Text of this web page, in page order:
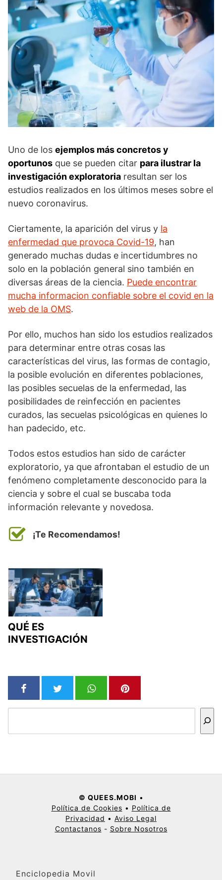
Uno de los ejemplos más concretos y
oportunos que se pueden citar para ilustrar la
investigación exploratoria resultan ser los
estudios realizados en los últimos meses sobre el
nuevo coronavirus.
Ciertamente, la aparición del virus y la
enfermedad que provoca Covid-19, han
generado muchas dudas e incertidumbres no
solo en la población general sino también en
diversas áreas de la ciencia. Puede encontrar
mucha informacion confiable sobre el covid en la
web de la OMS.
Por ello, muchos han sido los estudios realizados
para determinar entre otras cosas las
características del virus, las formas de contagio,
la posible evolución en diferentes poblaciones,
las posibles secuelas de la enfermedad, las
posibilidades de reinfección en pacientes
curados, las secuelas psicológicas en quienes lo
han padecido, etc.
Todos estos estudios han sido de carácter
exploratorio, ya que afrontaban el estudio de un
fenómeno completamente desconocido para la
ciencia y sobre el cual se buscaba toda
información relevante y novedosa.
¡Te Recomendamos!
QUÉ ES
INVESTIGACIÓN
© QUEES.MOBI •
Política de Cookies • Política de
Privacidad • Aviso Legal
Contactanos - Sobre Nosotros
Enciclopedia Movil